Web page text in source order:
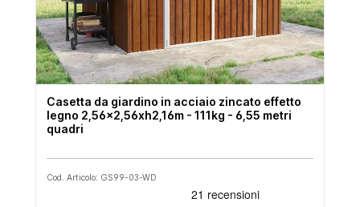
Casetta da giardino in acciaio zincato effetto
legno 2,56x2,56xh2,16m - 111kg - 6,55 metri
quadri
Cod. Articolo: GS99-03-WD